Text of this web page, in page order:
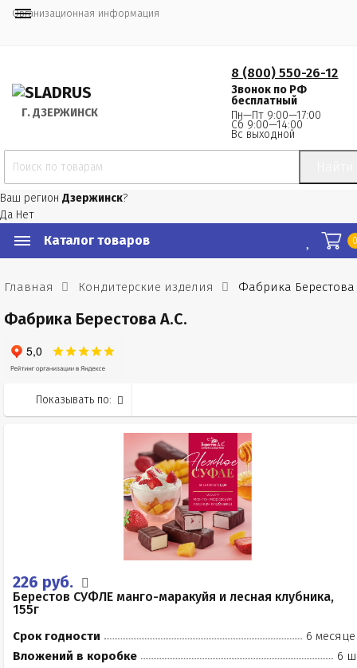
Организационная информация
Г. ДЗЕРЖИНСК
8 (800) 550-26-12
Звонок по РФ
бесплатный
Пн—Пт 9:00—17:00
Сб 9:00—14:00
Вс выходной
Ваш регион Дзержинск?
Да Нет
Каталог товаров
Главная Кондитерские изделия Фабрика Берестова
Фабрика Берестова А.С.
Показывать по:
226 руб.
Берестов СУФЛЕ манго-маракуйя и лесная клубника,
155г
Срок годности
6
Вложений в коробке
6